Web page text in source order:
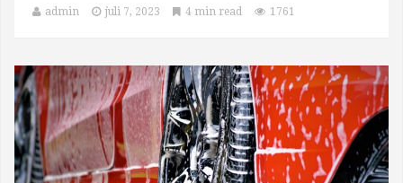
admin juli 7, 2023 4 min read 1761